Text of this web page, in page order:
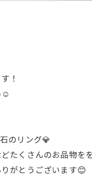
！
☺️
のリング💎
たくさんのお品物を
がとうございます😊